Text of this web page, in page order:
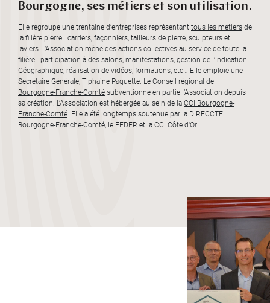
Bourgogne, ses métiers et son utilisation.
Elle regroupe une trentaine d’entreprises représentant tous les métiers de
la filière pierre : carriers, façonniers, tailleurs de pierre, sculpteurs et
laviers. L’Association mène des actions collectives au service de toute la
filière : participation à des salons, manifestations, gestion de l’Indication
Géographique, réalisation de vidéos, formations, etc… Elle emploie une
Secrétaire Générale, Tiphaine Paquette. Le Conseil régional de
Bourgogne-Franche-Comté subventionne en partie l’Association depuis
sa création. L’Association est hébergée au sein de la CCI Bourgogne-
Franche-Comté. Elle a été longtemps soutenue par la DIRECCTE
Bourgogne-Franche-Comté, le FEDER et la CCI Côte d'Or.